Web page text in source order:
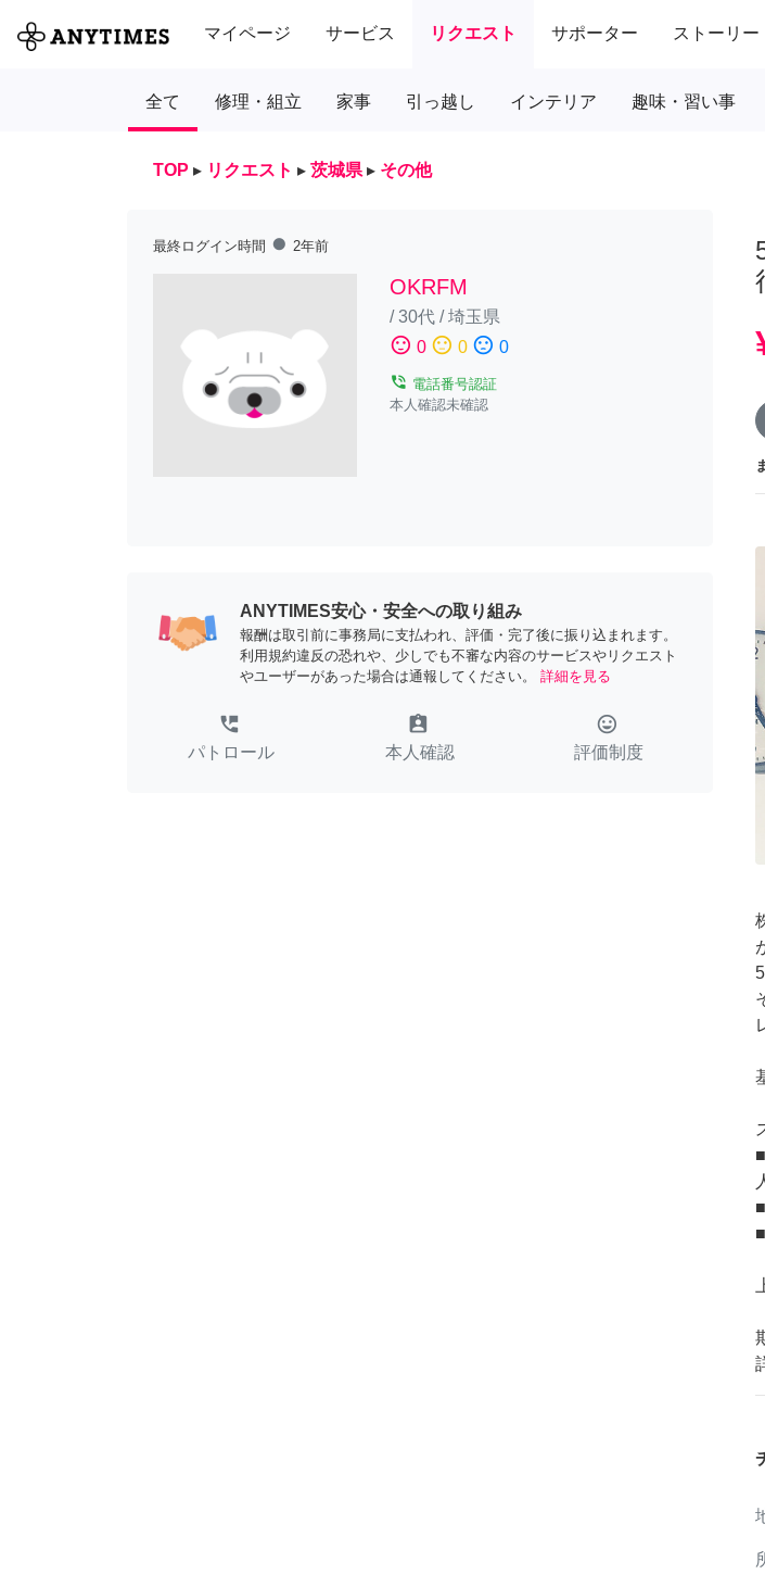
マイページ サービス リクエスト サポーター ストーリー
全て 修理・組立 家事 引っ越し インテリア 趣味・習い事
TOP ▸ リクエスト ▸ 茨城県 ▸ その他
最終ログイン時間 fiber_manual_record 2年前
OKRFM
/30代/埼玉県
sentiment_satisfied 0 sentiment_neutral 0 sentiment_dissatisfied 0
phone_in_talk 電話番号認証
本人確認未確認
ANYTIMES安心・安全への取り組み
報酬は取引前に事務局に支払われ、評価・完了後に振り込まれます。
利用規約違反の恐れや、少しでも不審な内容のサービスやリクエスト
やユーザーがあった場合は通報してください。
詳細を見る
perm_phone_msg
パトロール
assignment_ind
本人確認
tag_faces
評価制度